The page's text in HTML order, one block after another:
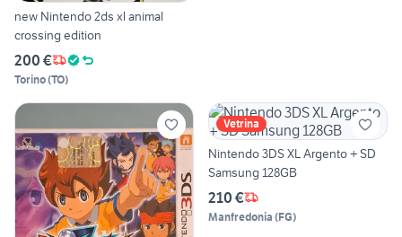
new Nintendo 2ds xl animal
crossing edition
200 €
Torino(TO)
Vetrina
Nintendo 3DS XL Argento + SD
Samsung 128GB
210 €
Manfredonia (FG)